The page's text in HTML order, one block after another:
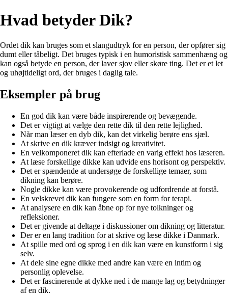
Hvad betyder Dik?
Ordet dik kan bruges som et slangudtryk for en person, der opfører sig
dumt eller tåbeligt. Det bruges typisk i en humoristisk sammenhæng og
kan også betyde en person, der laver sjov eller skøre ting. Det er et let
og uhøjtideligt ord, der bruges i daglig tale.
Eksempler på brug
En god dik kan være både inspirerende og bevægende.
Det er vigtigt at vælge den rette dik til den rette lejlighed.
Når man læser en dyb dik, kan det virkelig berøre ens sjæl.
At skrive en dik kræver indsigt og kreativitet.
En velkomponeret dik kan efterlade en varig effekt hos læseren.
At læse forskellige dikke kan udvide ens horisont og perspektiv.
Det er spændende at undersøge de forskellige temaer, som
dikning kan berøre.
Nogle dikke kan være provokerende og udfordrende at forstå.
En velskrevet dik kan fungere som en form for terapi.
At analysere en dik kan åbne op for nye tolkninger og
refleksioner.
Det er givende at deltage i diskussioner om dikning og litteratur.
Der er en lang tradition for at skrive og læse dikke i Danmark.
At spille med ord og sprog i en dik kan være en kunstform i sig
selv.
At dele sine egne dikke med andre kan være en intim og
personlig oplevelse.
Det er fascinerende at dykke ned i de mange lag og betydninger
af en dik.